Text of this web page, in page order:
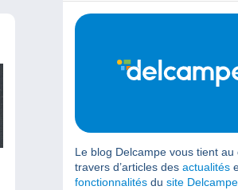
Le blog Delcampe vous tient au
travers d’articles des actualités
fonctionnalités du site Delcampe